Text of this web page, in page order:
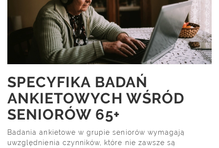
SPECYFIKA BADAŃ
ANKIETOWYCH WŚRÓD
SENIORÓW 65+
Badania ankietowe w grupie seniorów wymagają
uwzględnienia czynników, które nie zawsze są